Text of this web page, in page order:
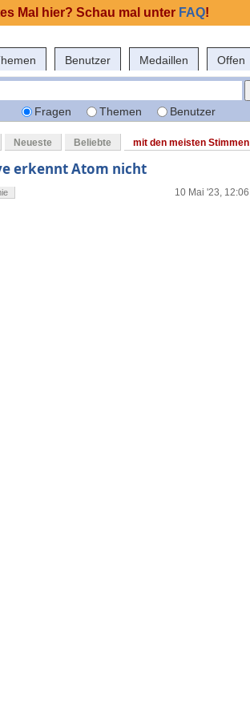
Benutzer Medaillen Offen
Fragen Themen Benutzer
Neueste Beliebte mit den meisten Stimmen
erkennt Atom nicht
10 Mai '23, 12:06
Mal hier? Schau mal unter FAQ!